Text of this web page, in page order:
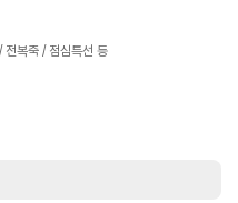
전복죽 / 점심특선 등